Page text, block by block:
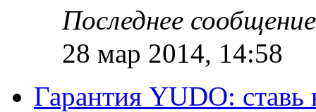
Последнее
28 мар 2014, 14:58
Гарантия YUDO: ставь